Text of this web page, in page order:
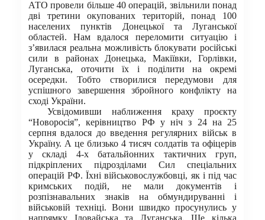
АТО провели більше 40 операцій, звільнили понад
дві третини окупованих територій, понад 100
населених пунктів Донецької та Луганської
областей. Нам вдалося переломити ситуацію і
з’явилася реальна можливість блокувати російські
сили в районах Донецька, Макіївки, Горлівки,
Луганська, оточити їх і поділити на окремі
осередки. Тобто створилися передумови для
успішного завершення збройного конфлікту на
сході України.
Усвідомивши наближення краху проєкту
“Новоросія”, керівництво РФ у ніч з 24 на 25
серпня вдалося до введення регулярних військ в
Україну. А це близько 4 тисяч солдатів та офіцерів
у складі 4-х батальйонних тактичних груп,
підкріплених підрозділами Сил спеціальних
операцій РФ. Їхні військовослужбовці, як і під час
кримських подій, не мали документів і
розпізнавальних знаків на обмундируванні і
військовій техніці. Вони швидко просунулись у